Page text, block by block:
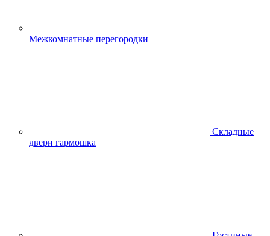
Межкомнатные перегородки
Складные
двери гармошка